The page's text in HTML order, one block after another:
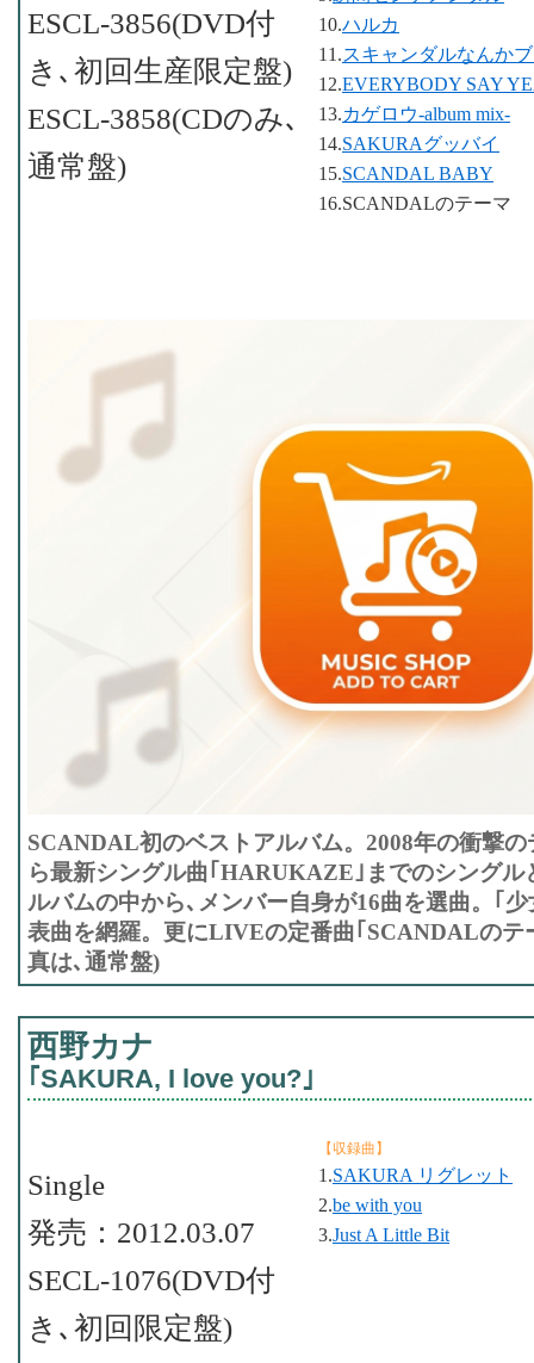
10.ハルカ
11.スキャンダルなんか
12.EVERYBODY SAY
13.カゲロウ-album mix-
14.SAKURAグッバイ
15.SCANDAL BABY
16.SCANDALのテーマ
ESCL-3856(DVD付
き､初回生産限定盤)
ESCL-3858(CDのみ､
通常盤)
SCANDAL初のベストアルバム。2008年の衝撃
ら最新シングル曲｢HARUKAZE｣までのシングル
ルバムの中から､メンバー自身が16曲を選曲。｢
表曲を網羅。更にLIVEの定番曲｢SCANDALのテ
真は､通常盤)
西野カナ
｢SAKURA, I love you?｣
【収録曲】
1.SAKURA リグレット
2.be with you
3.Just A Little Bit
Single
発売：2012.03.07
SECL-1076(DVD付
き､初回限定盤)